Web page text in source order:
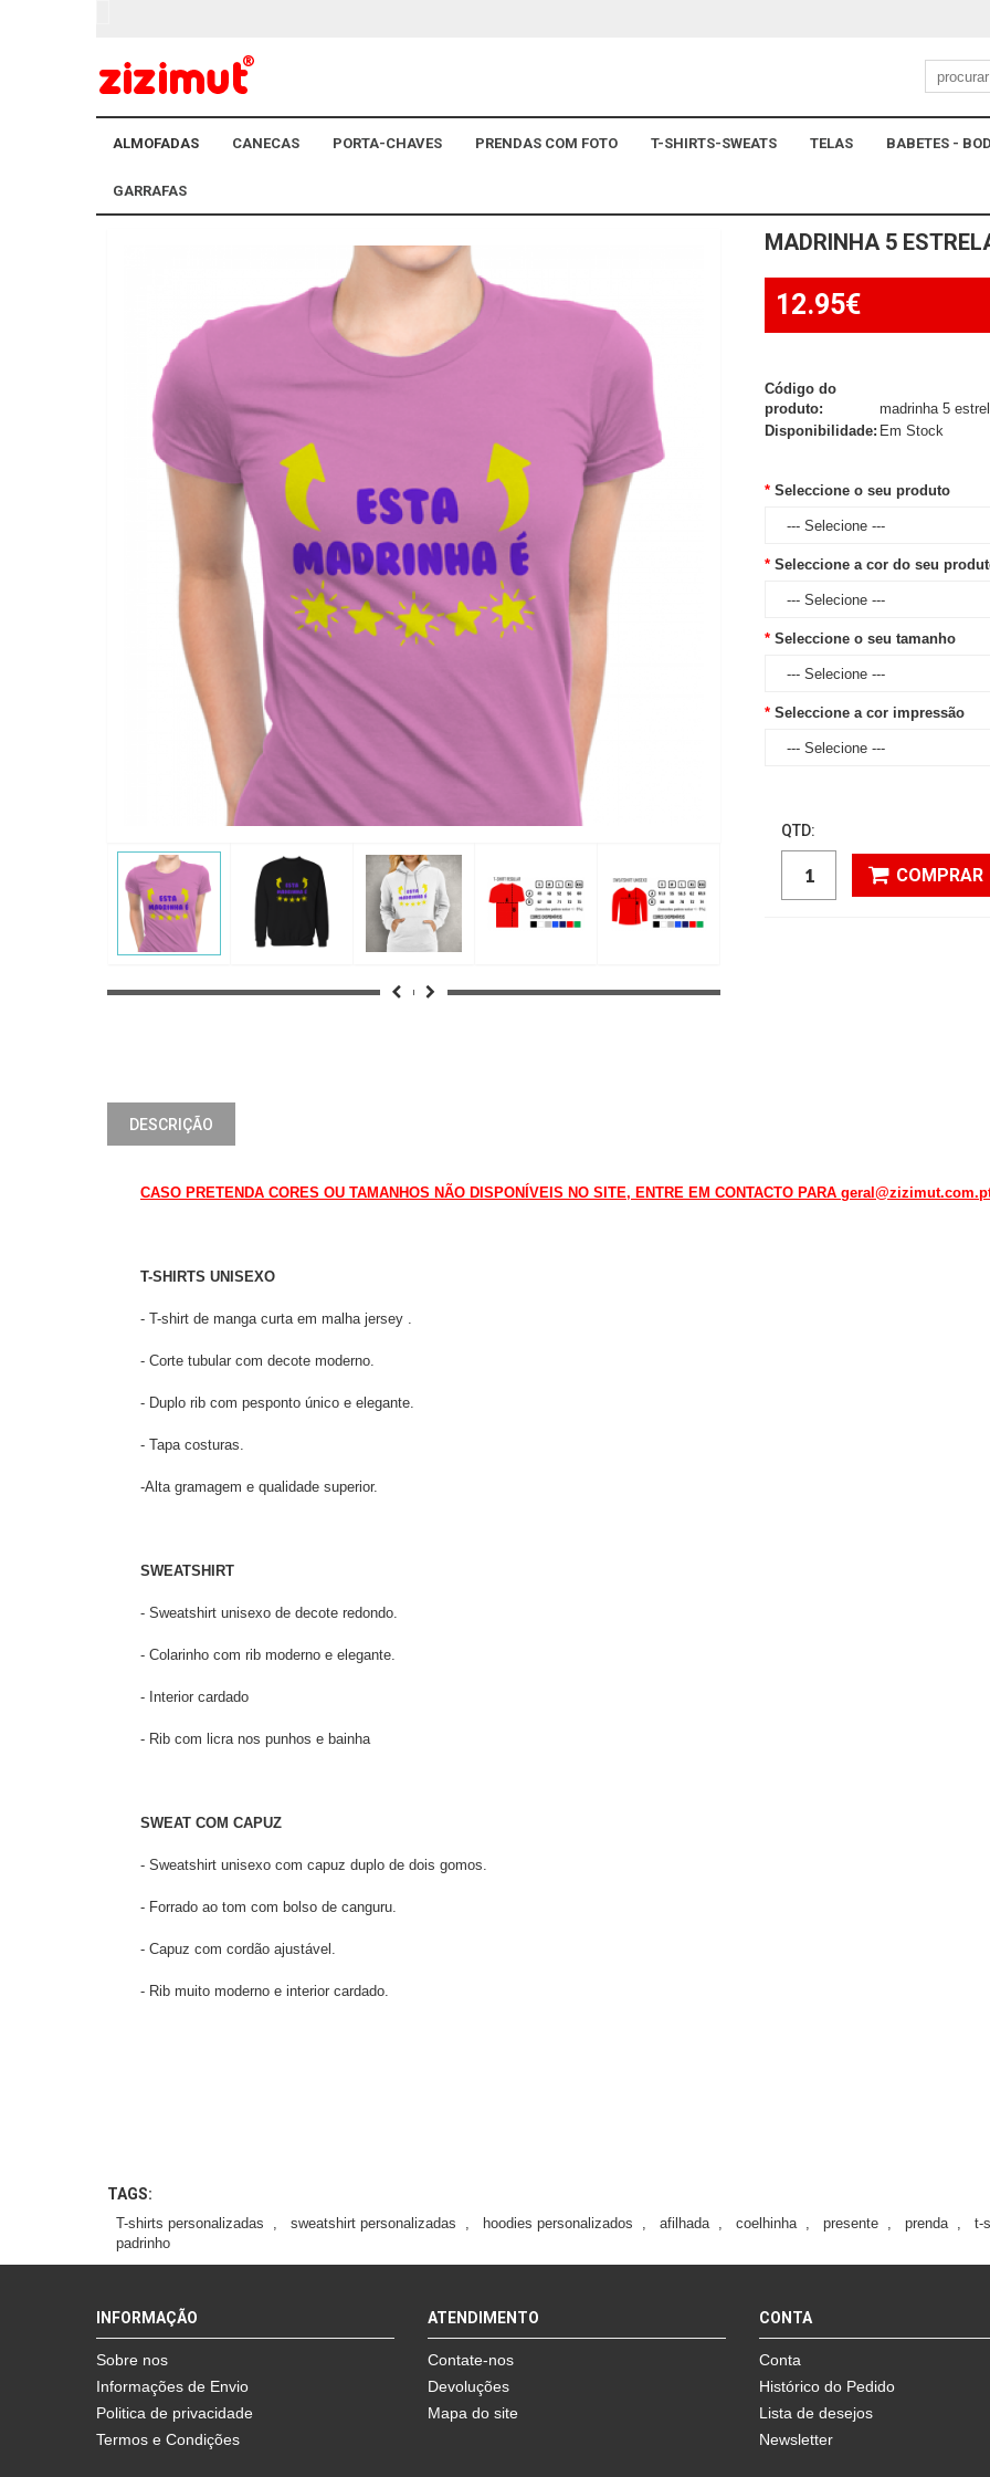
ALMOFADAS CANECAS PORTA-CHAVES PRENDAS COM FOTO T-SHIRTS-SWEATS TELAS BABETES -
GARRAFAS
MADRINHA 5
12.95€
Código do
produto:
madrinha 5
Disponibilidade:Em Stock
Seleccione o seu produto
Seleccione a cor do seu
Seleccione o seu tamanho
Seleccione a cor impressão
QTD:
COMPRAR
DESCRIÇÃO
CASO PRETENDA CORES OU TAMANHOS NÃO DISPONÍVEIS NO SITE, ENTRE EM CONTACTO PARA
T-SHIRTS UNISEXO
- T-shirt de manga curta em malha jersey .
- Corte tubular com decote moderno.
- Duplo rib com pesponto único e elegante.
- Tapa costuras.
-Alta gramagem e qualidade superior.
SWEATSHIRT
- Sweatshirt unisexo de decote redondo.
- Colarinho com rib moderno e elegante.
- Interior cardado
- Rib com licra nos punhos e bainha
SWEAT COM CAPUZ
- Sweatshirt unisexo com capuz duplo de dois gomos.
- Forrado ao tom com bolso de canguru.
- Capuz com cordão ajustável.
- Rib muito moderno e interior cardado.
TAGS:
T-shirts personalizadas sweatshirt personalizadas hoodies personalizados afilhada coelhinha presente prenda t-
padrinho
INFORMAÇÃO
Sobre nos
Informações de Envio
Politica de privacidade
Termos e Condições
ATENDIMENTO
Contate-nos
Devoluções
Mapa do site
CONTA
Conta
Histórico do Pedido
Lista de desejos
Newsletter